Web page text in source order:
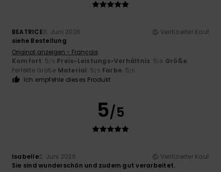
BEATRICE11. Juni 2026
Verifizierter Kauf
siehe Bestellung
Original anzeigen - Français
Komfort: 5/5 Preis-Leistungs-Verhältnis: 5/5 Größe:
Perfekte Größe Material: 5/5 Farbe: 5/5
Ich empfehle dieses Produkt
5/5
Isabelle2. Juni 2026
Verifizierter Kauf
Sie sind wunderschön und zudem gut verarbeitet.